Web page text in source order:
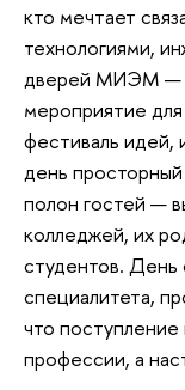
кто мечтает
технологиями,
дверей МИЭМ —
мероприятие
фестиваль идей,
день
полон гостей —
колледжей, их
студентов. День
специалитета,
что
профессии, а